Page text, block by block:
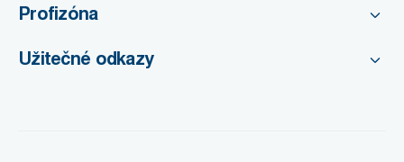
Profizóna
Užitečné odkazy